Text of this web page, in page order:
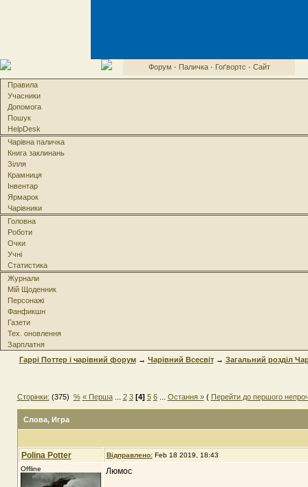
Форум · Паличка· Гоґвортс · Сайт
Правила
Учасники
Допомога
Пошук
HelpDesk
Чарівна паличка
Книга заклинань
Зілля
Крамниця
Інвентар
Ярмарок
Чарівники
Головна
Роботи
Очки
Учні
Статистика
Журнали
Мій Щоденник
Персонажі
Фанфикшн
Газети
Тех. оновлення
Зарплатня
Гаррі Поттер і чарівний форум→ Чарівний Всесвіт→ Загальний розділ
Сторінки: (375) % « Перша... 2 3 [4] 5 6... Остання »( Перейти до першого
Слова, Игра
Polina Potter Відправлено: Feb 18 2019, 18:43
Offline
Люмос